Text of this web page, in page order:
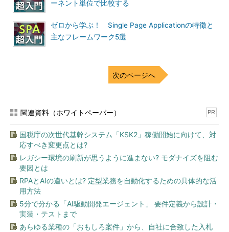
ーネント単位で比較する
ゼロから学ぶ！ Single Page Applicationの特徴と
主なフレームワーク5選
次のページへ
関連資料（ホワイトペーパー） PR
国税庁の次世代基幹システム「KSK2」稼働開始に向けて、対
応すべき変更点とは?
レガシー環境の刷新が思うように進まない? モダナイズを阻む
要因とは
RPAとAIの違いとは? 定型業務を自動化するための具体的な活
用方法
5分で分かる「AI駆動開発エージェント」 要件定義から設計・
実装・テストまで
あらゆる業種の「おもしろ案件」から、自社に合致した入札